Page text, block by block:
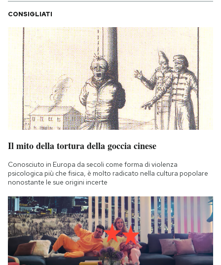
CONSIGLIATI
Il mito della tortura della goccia cinese
Conosciuto in Europa da secoli come forma di violenza
psicologica più che fisica, è molto radicato nella cultura popolare
nonostante le sue origini incerte